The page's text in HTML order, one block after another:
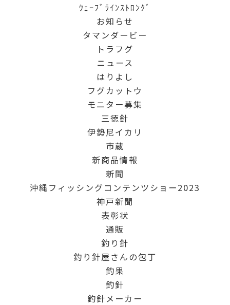
ｳｪｰﾌﾞﾗｲﾝｽﾄﾛﾝｸﾞ
お知らせ
タマンダービー
トラフグ
ニュース
はりよし
フグカットウ
モニター募集
三徳針
伊勢尼イカリ
市蔵
新商品情報
新聞
沖縄フィッシングコンテンツショー2023
神戸新聞
表彰状
通販
釣り針
釣り針屋さんの包丁
釣果
釣針
釣針メーカー